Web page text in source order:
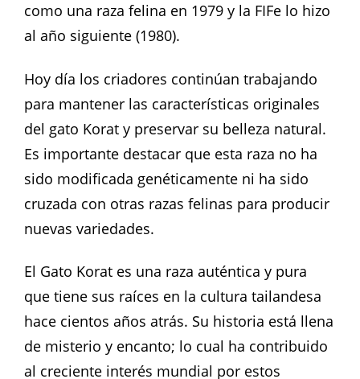
como una raza felina en 1979 y la FIFe lo hizo
al año siguiente (1980).
Hoy día los criadores continúan trabajando
para mantener las características originales
del gato Korat y preservar su belleza natural.
Es importante destacar que esta raza no ha
sido modificada genéticamente ni ha sido
cruzada con otras razas felinas para producir
nuevas variedades.
El Gato Korat es una raza auténtica y pura
que tiene sus raíces en la cultura tailandesa
hace cientos años atrás. Su historia está llena
de misterio y encanto; lo cual ha contribuido
al creciente interés mundial por estos